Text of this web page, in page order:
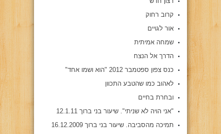
קרוב רחוק
אור לגויים
שמחה אמיתית
הדרך אל הנצח
כנס צפון ספטמבר 2012 "הוא ושמו אחד"
לאהוב כמו שהטבע התכוון
ובחרת בחיים
"אני הויה לא שניתי". שיעור בני ברוך 12.1.11
תמיכה מהסביבה. שיעור בני ברוך 16.12.2009